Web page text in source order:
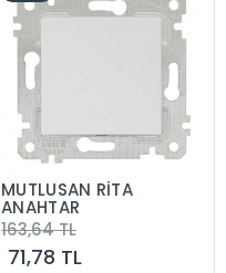
MUTLUSAN RİTA
ANAHTAR
163,64 TL
71,78 TL